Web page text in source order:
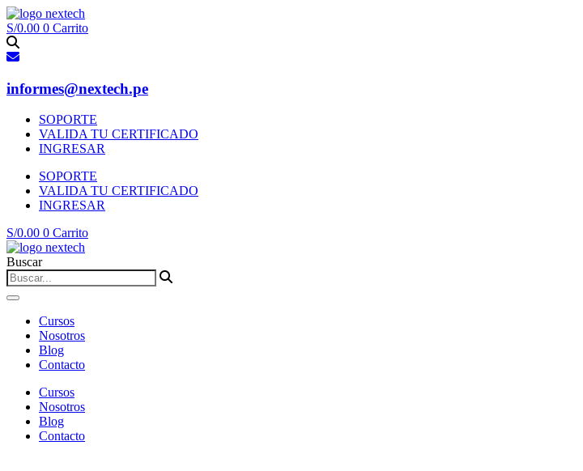
Ir
al
contenido
S/0.00 0 Carrito
informes@nextech.pe
SOPORTE
VALIDA TU CERTIFICADO
INGRESAR
SOPORTE
VALIDA TU CERTIFICADO
INGRESAR
S/0.00 0 Carrito
Buscar
Cursos
Nosotros
Blog
Contacto
Cursos
Nosotros
Blog
Contacto